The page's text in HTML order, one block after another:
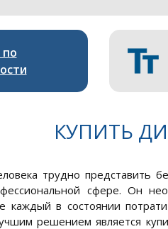
по
КУПИТЬ
трудно представить
сфере. Он
каждый в состоянии
решением является